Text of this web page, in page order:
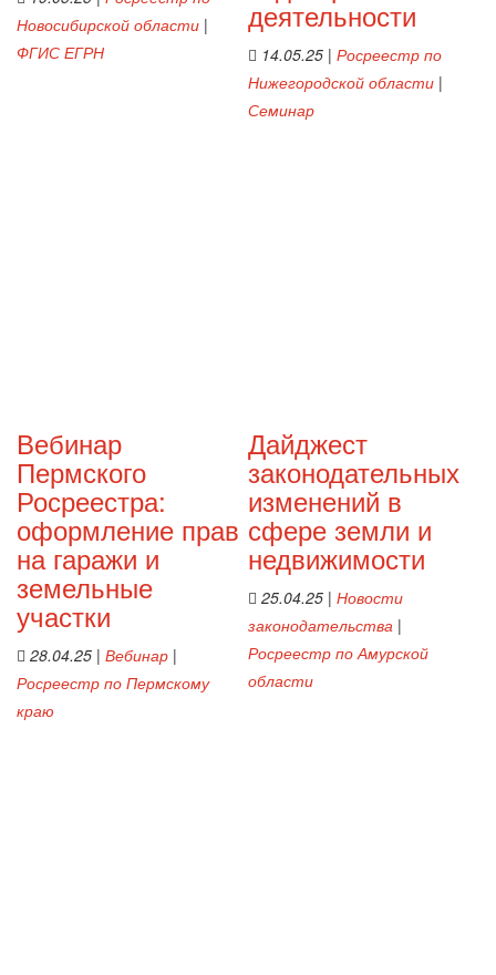
Новосибирской области |
ФГИС ЕГРН
деятельности
14.05.25| Росреестр по
Нижегородской области|
Семинар
Вебинар
Пермского
Росреестра:
оформление прав
на гаражи и
земельные
участки
28.04.25 | Вебинар |
Росреестр по Пермскому
краю
Дайджест
законодательных
изменений в
сфере земли и
недвижимости
25.04.25| Новости
законодательства|
Росреестр по Амурской
области